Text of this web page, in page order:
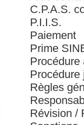
C.P.A.S.
P.I.I.S.
Paiement
Prime
Procédure
Procédure
Règles
Révision /